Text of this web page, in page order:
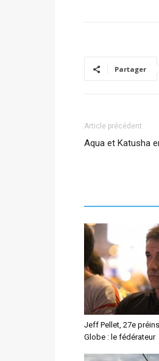
Partager
Article précédent
Aqua et Katusha
Jeff Pellet, 27e
Globe : le fédérateur